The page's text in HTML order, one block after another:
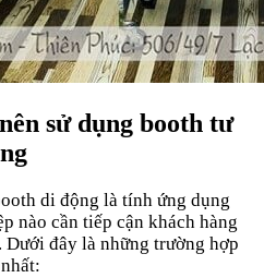
sử dụng booth tư
di động là tính ứng dụng
nào cần tiếp cận khách hàng
Dưới đây là những trường hợp